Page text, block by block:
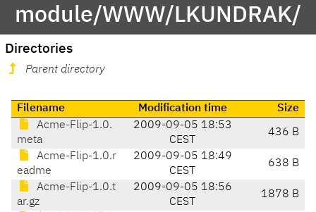
module/WWW/LKUNDRAK/
Directories
Parent directory
Filename Modification time
Size
Acme-Flip-1.0.
meta
2009-09-05 18:53
CEST
436 B
Acme-Flip-1.0.r
eadme
2009-09-05 18:49
CEST
638 B
Acme-Flip-1.0.t
ar.gz
2009-09-05 18:56
CEST
1878 B